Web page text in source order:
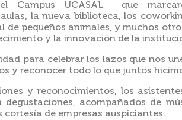
Campus UCASAL que
la nueva biblioteca, los
de pequeños animales, y muchos
y la innovación de la
para celebrar los lazos que nos
y reconocer todo lo que juntos
y reconocimientos, los
acompañados de
cortesía de empresas auspiciantes.